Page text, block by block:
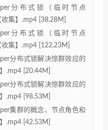
分布式锁（临时节点
集】.mp4 [38.28M]
分布式锁（临时节点
集】.mp4 [122.23M]
分布式锁解决惊群效应的
.mp4 [20.44M]
分布式锁解决惊群效应的
.mp4 [98.53M]
集群的概念、节点角色和
.mp4 [42.53M]